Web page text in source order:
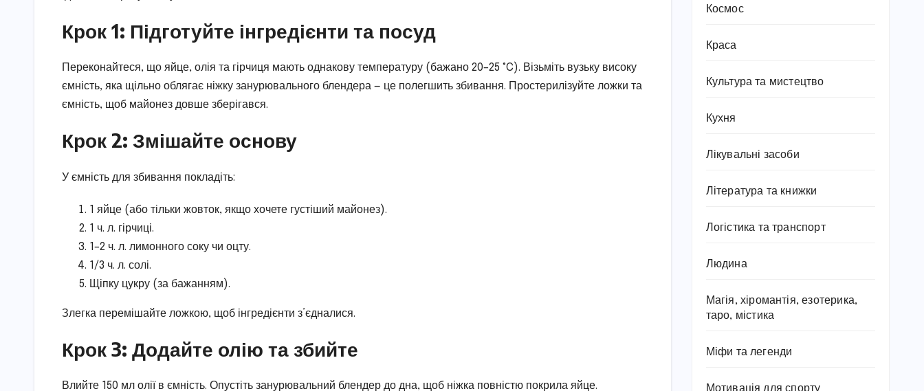
Крок 1: Підготуйте інгредієнти та посуд
Переконайтеся, що яйце, олія та гірчиця мають однакову температуру (бажано 20–25 °C). Візьміть вузьку високу
ємність, яка щільно облягає ніжку занурювального блендера — це полегшить збивання. Простерилізуйте ложки та
ємність, щоб майонез довше зберігався.
Крок 2: Змішайте основу
У ємність для збивання покладіть:
1 яйце (або тільки жовток, якщо хочете густіший майонез).
1 ч. л. гірчиці.
1–2 ч. л. лимонного соку чи оцту.
1/3 ч. л. солі.
Щіпку цукру (за бажанням).
Злегка перемішайте ложкою, щоб інгредієнти з’єдналися.
Крок 3: Додайте олію та збийте
Влийте 150 мл олії в ємність. Опустіть занурювальний блендер до дна, щоб ніжка повністю покрила яйце.
Космос
Краса
Культура та мистецтво
Кухня
Лікувальні засоби
Література та книжки
Логістика та транспорт
Людина
Магія, хіромантія, езотерика,
таро, містика
Міфи та легенди
Мотивація для спорту